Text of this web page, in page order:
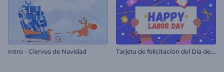
Intro - Ciervos de Navidad T
arjeta de felicitación del Día del Trabajo